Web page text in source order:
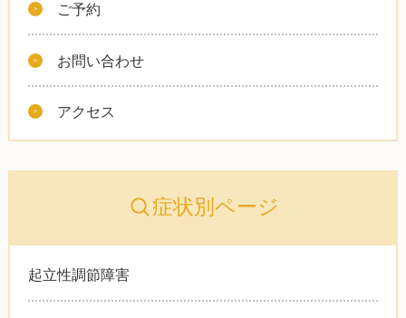
ご予約
お問い合わせ
アクセス
症状別ページ
起立性調節障害